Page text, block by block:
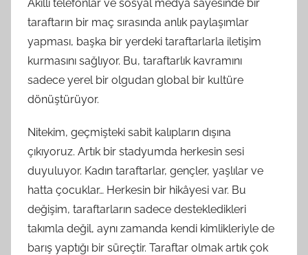
Akıllı telefonlar ve sosyal medya sayesinde bir
taraftarın bir maç sırasında anlık paylaşımlar
yapması, başka bir yerdeki taraftarlarla iletişim
kurmasını sağlıyor. Bu, taraftarlık kavramını
sadece yerel bir olgudan global bir kultüre
dönüştürüyor.
Nitekim, geçmişteki sabit kalıpların dışına
çıkıyoruz. Artık bir stadyumda herkesin sesi
duyuluyor. Kadın taraftarlar, gençler, yaşlılar ve
hatta çocuklar… Herkesin bir hikâyesi var. Bu
değişim, taraftarların sadece destekledikleri
takımla değil, aynı zamanda kendi kimlikleriyle de
barış yaptığı bir süreçtir. Taraftar olmak artık çok